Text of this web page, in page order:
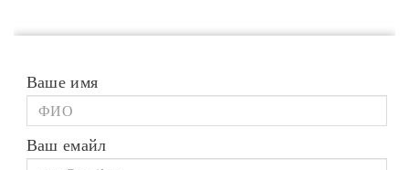
Ваше имя
Ваш емайл